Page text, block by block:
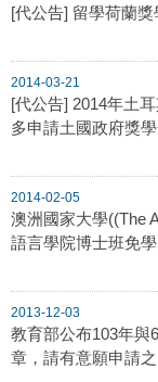
[代公告] 留學荷蘭獎
2014-03-21
[代公告] 2014年土
多申請土國政府獎
2014-02-05
澳洲國家大學((The
語言學院博士班免
2013-12-03
教育部公布103年與
章，請有意願申請